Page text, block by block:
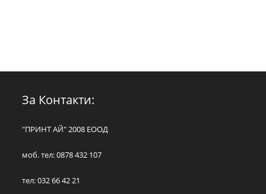
За Контакти:
"ПРИНТ АЙ" 2008 ЕООД
моб. тел: 0878 432 107
тел: 032 66 42 21